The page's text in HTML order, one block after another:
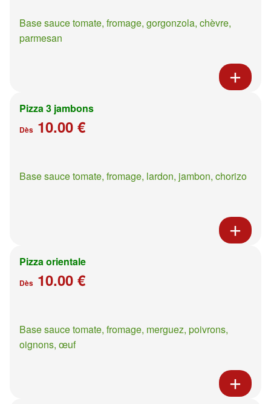
Base sauce tomate, fromage, gorgonzola, chèvre,
parmesan
Pizza 3 jambons
Dès 10.00 €
Base sauce tomate, fromage, lardon, jambon, chorizo
Pizza orientale
Dès 10.00 €
Base sauce tomate, fromage, merguez, poivrons,
oignons, œuf